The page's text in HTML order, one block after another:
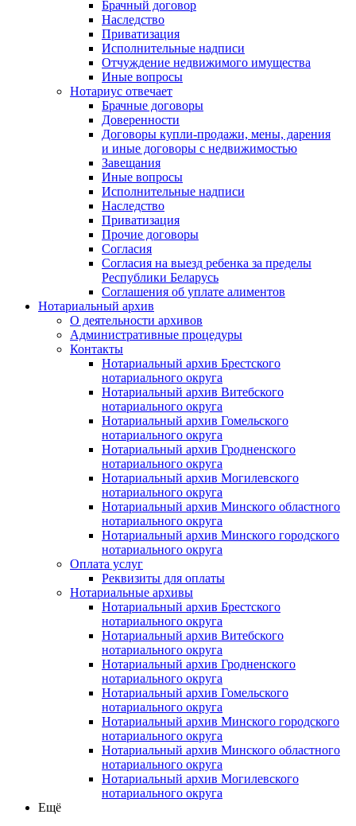
Брачный договор
Наследство
Приватизация
Исполнительные надписи
Отчуждение недвижимого имущества
Иные вопросы
Нотариус отвечает
Брачные договоры
Доверенности
Договоры купли-продажи, мены, дарения
и иные договоры с недвижимостью
Завещания
Иные вопросы
Исполнительные надписи
Наследство
Приватизация
Прочие договоры
Согласия
Согласия на выезд ребенка за пределы
Республики Беларусь
Соглашения об уплате алиментов
Нотариальный архив
О деятельности архивов
Административные процедуры
Контакты
Нотариальный архив Брестского
нотариального округа
Нотариальный архив Витебского
нотариального округа
Нотариальный архив Гомельского
нотариального округа
Нотариальный архив Гродненского
нотариального округа
Нотариальный архив Могилевского
нотариального округа
Нотариальный архив Минского областного
нотариального округа
Нотариальный архив Минского городского
нотариального округа
Оплата услуг
Реквизиты для оплаты
Нотариальные архивы
Нотариальный архив Брестского
нотариального округа
Нотариальный архив Витебского
нотариального округа
Нотариальный архив Гродненского
нотариального округа
Нотариальный архив Гомельского
нотариального округа
Нотариальный архив Минского городского
нотариального округа
Нотариальный архив Минского областного
нотариального округа
Нотариальный архив Могилевского
нотариального округа
Ещё